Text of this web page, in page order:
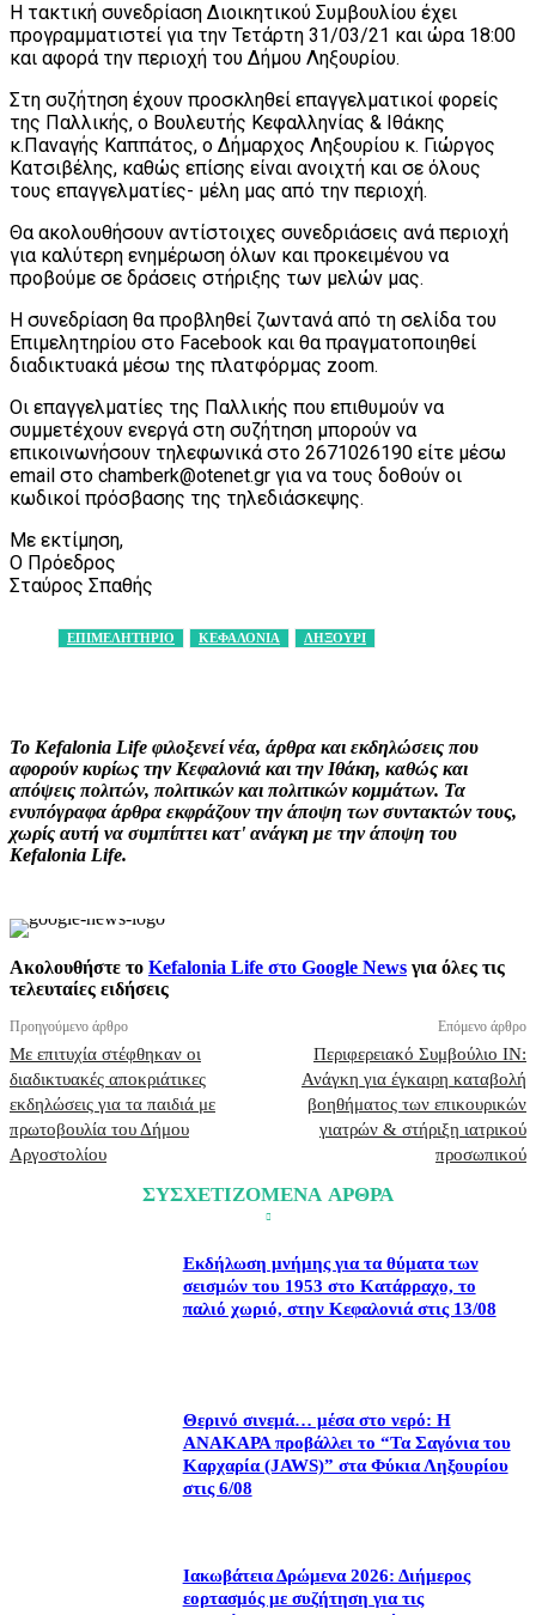
Η τακτική συνεδρίαση Διοικητικού Συμβουλίου έχει
προγραμματιστεί για την Τετάρτη 31/03/21 και ώρα 18:00
και αφορά την περιοχή του Δήμου Ληξουρίου.
Στη συζήτηση έχουν προσκληθεί επαγγελματικοί φορείς
της Παλλικής, ο Βουλευτής Κεφαλληνίας & Ιθάκης
κ.Παναγής Καππάτος, ο Δήμαρχος Ληξουρίου κ. Γιώργος
Κατσιβέλης, καθώς επίσης είναι ανοιχτή και σε όλους
τους επαγγελματίες- μέλη μας από την περιοχή.
Θα ακολουθήσουν αντίστοιχες συνεδριάσεις ανά περιοχή
για καλύτερη ενημέρωση όλων και προκειμένου να
προβούμε σε δράσεις στήριξης των μελών μας.
Η συνεδρίαση θα προβληθεί ζωντανά από τη σελίδα του
Επιμελητηρίου στο Facebook και θα πραγματοποιηθεί
διαδικτυακά μέσω της πλατφόρμας zoom.
Οι επαγγελματίες της Παλλικής που επιθυμούν να
συμμετέχουν ενεργά στη συζήτηση μπορούν να
επικοινωνήσουν τηλεφωνικά στο 2671026190 είτε μέσω
email στο chamberk@otenet.gr για να τους δοθούν οι
κωδικοί πρόσβασης της τηλεδιάσκεψης.
Με εκτίμηση,
Ο Πρόεδρος
Σταύρος Σπαθής
ΕΠΙΜΕΛΗΤΗΡΙΟ ΚΕΦΑΛΟΝΙΑ ΛΗΞΟΥΡΙ
Το Kefalonia Life φιλοξενεί νέα, άρθρα και εκδηλώσεις που
αφορούν κυρίως την Κεφαλονιά και την Ιθάκη, καθώς και
απόψεις πολιτών, πολιτικών και πολιτικών κομμάτων. Τα
ενυπόγραφα άρθρα εκφράζουν την άποψη των συντακτών τους,
χωρίς αυτή να συμπίπτει κατ' ανάγκη με την άποψη του
Kefalonia Life.
Ακολουθήστε το Kefalonia Life στο Google News για όλες τις
τελευταίες ειδήσεις
Προηγούμενο άρθρο
Με επιτυχία στέφθηκαν οι
διαδικτυακές αποκριάτικες
εκδηλώσεις για τα παιδιά με
πρωτοβουλία του Δήμου
Αργοστολίου
Επόμενο άρθρο
Περιφερειακό Συμβούλιο ΙΝ:
Ανάγκη για έγκαιρη καταβολή
βοηθήματος των επικουρικών
γιατρών & στήριξη ιατρικού
προσωπικού
ΣΥΣΧΕΤΙΖΟΜΕΝΑ ΑΡΘΡΑ
Εκδήλωση μνήμης για τα θύματα των
σεισμών του 1953 στο Κατάρραχο, το
παλιό χωριό, στην Κεφαλονιά στις 13/08
Θερινό σινεμά… μέσα στο νερό: Η
ΑΝΑΚΑΡΑ προβάλλει το “Τα Σαγόνια του
Καρχαρία (JAWS)” στα Φύκια Ληξουρίου
στις 6/08
Ιακωβάτεια Δρώμενα 2026: Διήμερος
εορτασμός με συζήτηση για τις